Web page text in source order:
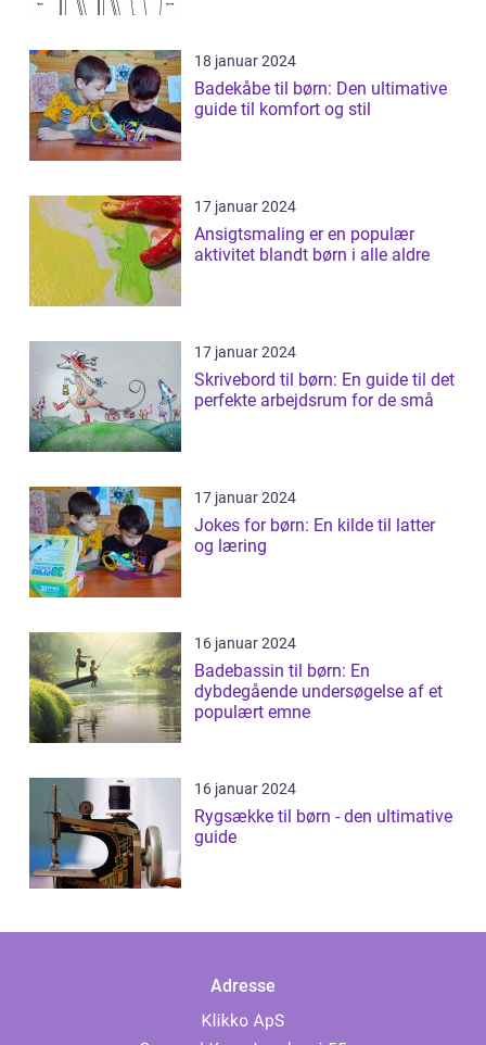
18 januar 2024
Badekåbe til børn: Den ultimative
guide til komfort og stil
17 januar 2024
Ansigtsmaling er en populær
aktivitet blandt børn i alle aldre
17 januar 2024
Skrivebord til børn: En guide til det
perfekte arbejdsrum for de små
17 januar 2024
Jokes for børn: En kilde til latter
og læring
16 januar 2024
Badebassin til børn: En
dybdegående undersøgelse af et
populært emne
16 januar 2024
Rygsække til børn - den ultimative
guide
Adresse